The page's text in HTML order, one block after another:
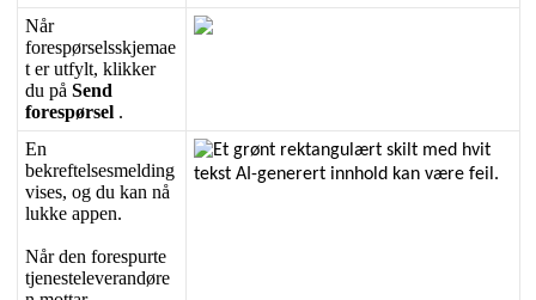
Når
forespørselsskjemae
t er utfylt, klikker
du på Send
forespørsel .
En
bekreftelsesmelding
vises, og du kan nå
lukke appen.
Når den forespurte
tjenesteleverandøre